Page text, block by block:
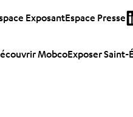
ExposantEspace Presse
MobcoExposer Saint-